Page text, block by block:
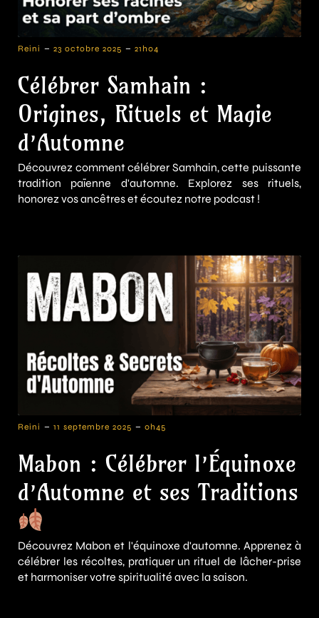
Reini - 23 octobre 2025 - 21h04
Célébrer Samhain :
Origines, Rituels et Magie
d’Automne
Découvrez comment célébrer Samhain, cette puissante
tradition païenne d'automne. Explorez ses rituels,
honorez vos ancêtres et écoutez notre podcast !
Reini - 11 septembre 2025 - 0h45
Mabon : Célébrer l’Équinoxe
d’Automne et ses Traditions
Découvrez Mabon et l'équinoxe d'automne. Apprenez à
célébrer les récoltes, pratiquer un rituel de lâcher-prise
et harmoniser votre spiritualité avec la saison.